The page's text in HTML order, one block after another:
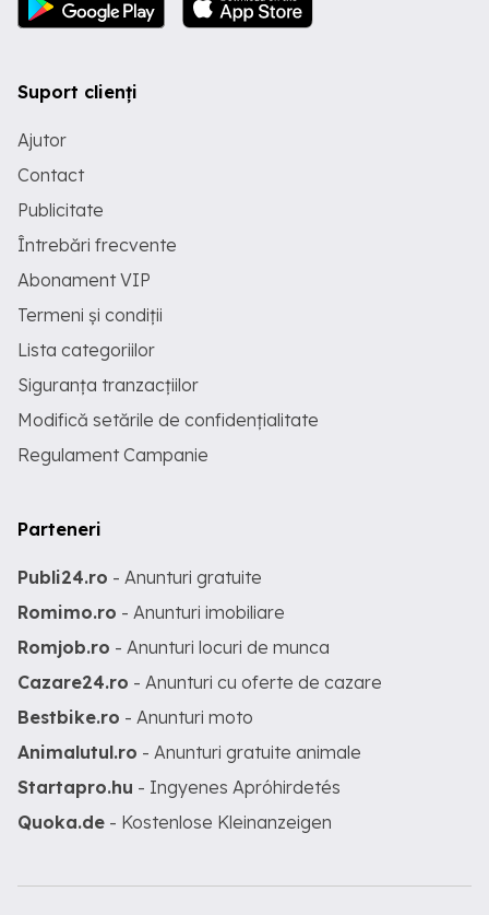
Suport clienți
Ajutor
Contact
Publicitate
Întrebări frecvente
Abonament VIP
Termeni și condiții
Lista categoriilor
Siguranța tranzacțiilor
Modifică setările de confidențialitate
Regulament Campanie
Parteneri
Publi24.ro - Anunturi gratuite
Romimo.ro - Anunturi imobiliare
Romjob.ro - Anunturi locuri de munca
Cazare24.ro - Anunturi cu oferte de cazare
Bestbike.ro - Anunturi moto
Animalutul.ro - Anunturi gratuite animale
Startapro.hu - Ingyenes Apróhirdetés
Quoka.de - Kostenlose Kleinanzeigen